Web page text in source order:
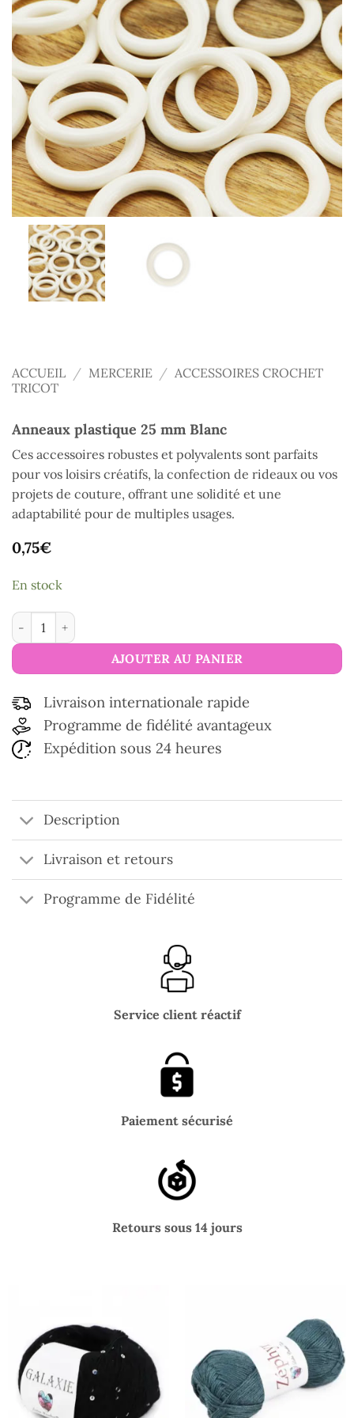
ACCUEIL / MERCERIE / ACCESSOIRES CROCHET
TRICOT
Anneaux plastique 25 mm Blanc
Ces accessoires robustes et polyvalents sont parfaits
pour vos loisirs créatifs, la confection de rideaux ou vos
projets de couture, offrant une solidité et une
adaptabilité pour de multiples usages.
0,75€
En stock
quantité de Anneaux plastique 25 mm Blanc
AJOUTER AU PANIER
Livraison internationale rapide
Programme de fidélité avantageux
Expédition sous 24 heures
Description
Livraison et retours
Programme de Fidélité
Service client réactif
Paiement sécurisé
Retours sous 14 jours